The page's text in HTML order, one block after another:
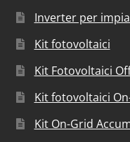
Inverter per
Kit fotovoltaici
Kit Fotovoltaici
Kit fotovoltaici
Kit On-Grid